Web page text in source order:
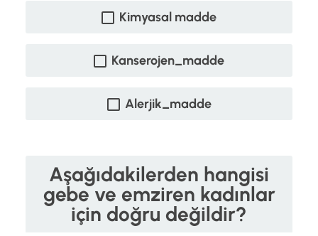
Kimyasal madde
Kanserojen_madde
Alerjik_madde
Aşağıdakilerden hangisi
gebe ve emziren kadınlar
için doğru değildir?